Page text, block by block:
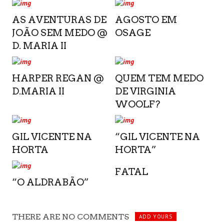
AS AVENTURAS DE
JOÃO SEM MEDO @
D. MARIA II
AGOSTO EM
OSAGE
HARPER REGAN @
D.MARIA II
QUEM TEM MEDO
DE VIRGINIA
WOOLF?
GIL VICENTE NA
HORTA
“GIL VICENTE NA
HORTA”
“O ALDRABÃO”
FATAL
THERE ARE NO COMMENTS ADD YOURS